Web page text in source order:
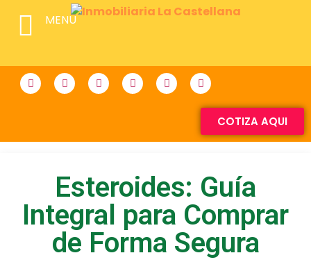
COTIZA AQUI
Esteroides: Guía
Integral para Comprar
de Forma Segura
MENU